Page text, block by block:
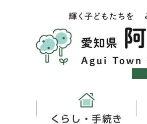
くらし・手続き